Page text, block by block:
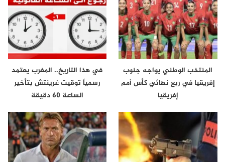
المنتخب الوطني يواجه جنوب
إفريقيا في ربع نهائي كأس أمم
إفريقيا
في هذا التاريخ.. المغرب يعتمد
رسمياً توقيت غرينتش بتأخير
الساعة 60 دقيقة